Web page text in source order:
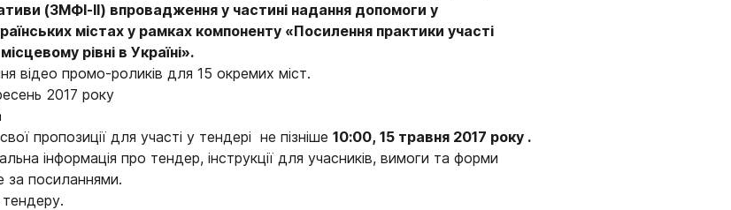
(ЗМФІ-II) впровадження у частині надання допомоги у
містах у рамках компоненту «Посилення практики участі
рівні в Україні».
відео промо-роликів для 15 окремих міст.
2017 року
пропозиції для участі у тендері не пізніше 10:00, 15 травня 2017 року .
інформація про тендер, інструкції для учасників, вимоги та форми
за посиланнями.
тендеру.